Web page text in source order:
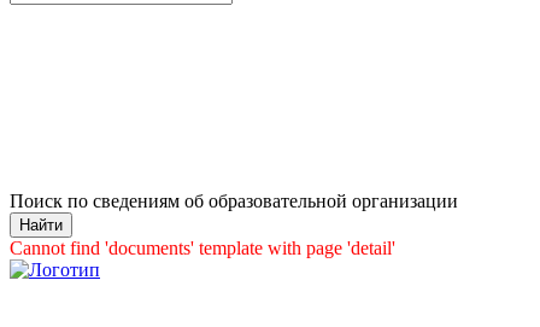
Поиск по сведениям об образовательной организации
Найти
Cannot find 'documents' template with page 'detail'